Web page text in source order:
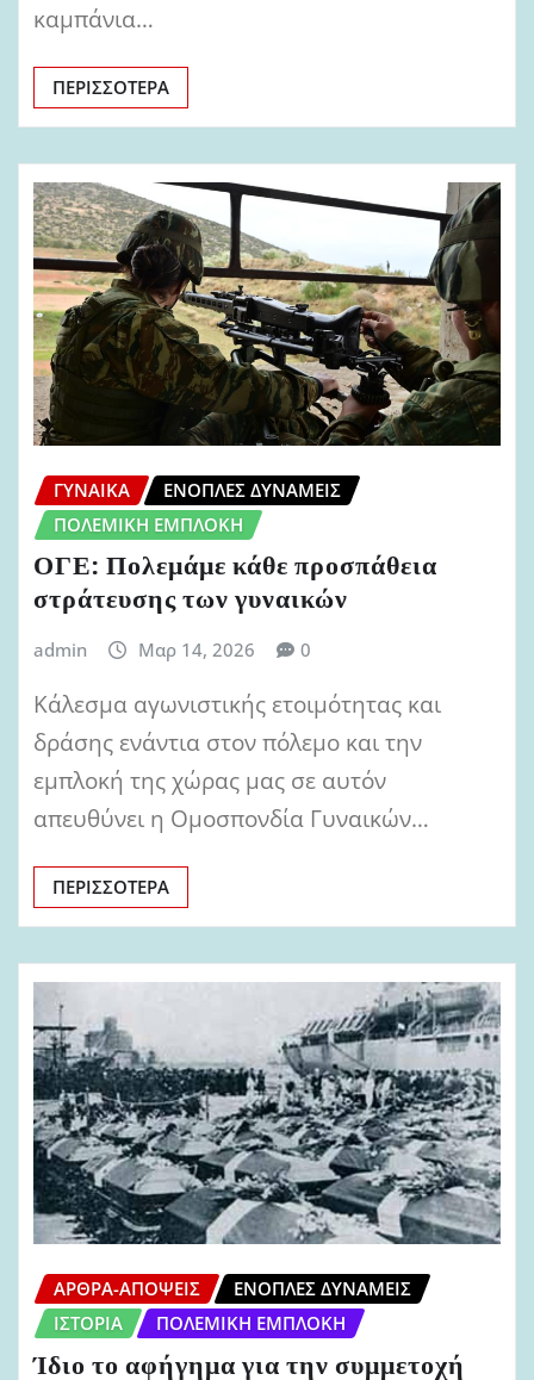
καμπάνια…
ΠΕΡΙΣΣΌΤΕΡΑ
ΓΥΝΑΊΚΑ
ΈΝΟΠΛΕΣ ΔΥΝΆΜΕΙΣ
ΠΟΛΕΜΙΚΉ ΕΜΠΛΟΚΉ
ΟΓΕ: Πολεμάμε κάθε προσπάθεια
στράτευσης των γυναικών
admin Μαρ 14, 2026 0
Κάλεσμα αγωνιστικής ετοιμότητας και
δράσης ενάντια στον πόλεμο και την
εμπλοκή της χώρας μας σε αυτόν
απευθύνει η Ομοσπονδία Γυναικών…
ΠΕΡΙΣΣΌΤΕΡΑ
ΆΡΘΡΑ-ΑΠΌΨΕΙΣ
ΈΝΟΠΛΕΣ ΔΥΝΆΜΕΙΣ
ΙΣΤΟΡΊΑ
ΠΟΛΕΜΙΚΉ ΕΜΠΛΟΚΉ
Ίδιο το αφήγημα για την συμμετοχή